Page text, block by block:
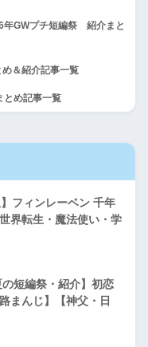
年GWプチ短編祭 紹介まと
め＆紹介記事一覧
とめ記事一覧
フィンレーベン 千年
界転生・魔法使い・学
の短編祭・紹介】初恋
まんじ】【神父・日